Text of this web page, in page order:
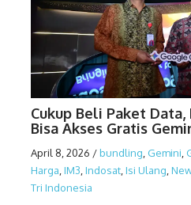
Cukup Beli Paket
Bisa Akses Gratis
April 8, 2026 /bundling Gemini
Harga IM3 Indosat Isi Ulang
Tri Indonesia